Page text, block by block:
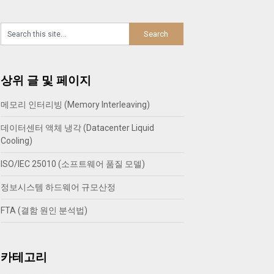
상위 글 및 페이지
메모리 인터리빙 (Memory Interleaving)
데이터센터 액체 냉각 (Datacenter Liquid
Cooling)
ISO/IEC 25010 (소프트웨어 품질 모델)
정보시스템 하드웨어 규모산정
FTA (결함 원인 분석법)
카테고리